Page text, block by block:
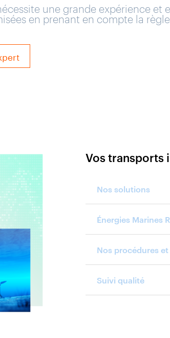
une grande expérience et
en prenant en compte la
Vos transports
Nos solutions
Énergies Marines
Nos procédures
Suivi qualité